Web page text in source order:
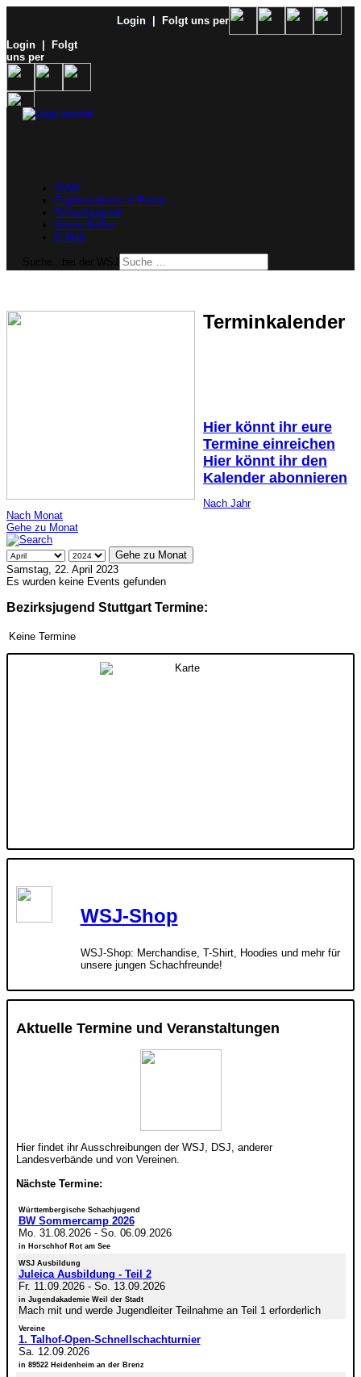
Login
| Folgt uns per
Login
| Folgt
uns per
SVW
Ergebnisdienst & Portal
Schachjugend
Verein finden
E-Mail
Terminkalender
Hier könnt ihr eure
Termine einreichen
Hier könnt ihr den
Kalender abonnieren
Nach Jahr
Nach Monat
Gehe zu Monat
Gehe zu Monat
Samstag, 22. April 2023
Es wurden keine Events gefunden
Bezirksjugend Stuttgart Termine:
Keine Termine
WSJ-Shop
WSJ-Shop: Merchandise, T-Shirt, Hoodies und mehr für
unsere jungen Schachfreunde!
Aktuelle Termine und Veranstaltungen
Hier findet ihr Ausschreibungen der WSJ, DSJ, anderer
Landesverbände und von Vereinen.
Nächste Termine:
Württembergische Schachjugend
BW Sommercamp 2026
Mo. 31.08.2026- So. 06.09.2026
in Horschhof Rot am See
WSJ Ausbildung
Juleica Ausbildung - Teil 2
Fr. 11.09.2026- So. 13.09.2026
in Jugendakademie Weil der Stadt
Mach mit und werde Jugendleiter Teilnahme an Teil 1 erforderlich
Vereine
1. Talhof-Open-Schnellschachturnier
Sa. 12.09.2026
in 89522 Heidenheim an der Brenz